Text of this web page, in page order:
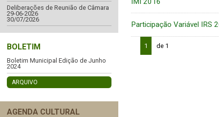
Deliberações de Reunião de Câmara
29-06-2026
30/07/2026
BOLETIM
Boletim Municipal Edição de Junho
2024
ARQUIVO
AGENDA CULTURAL
Participação Variável IRS
1 de 1